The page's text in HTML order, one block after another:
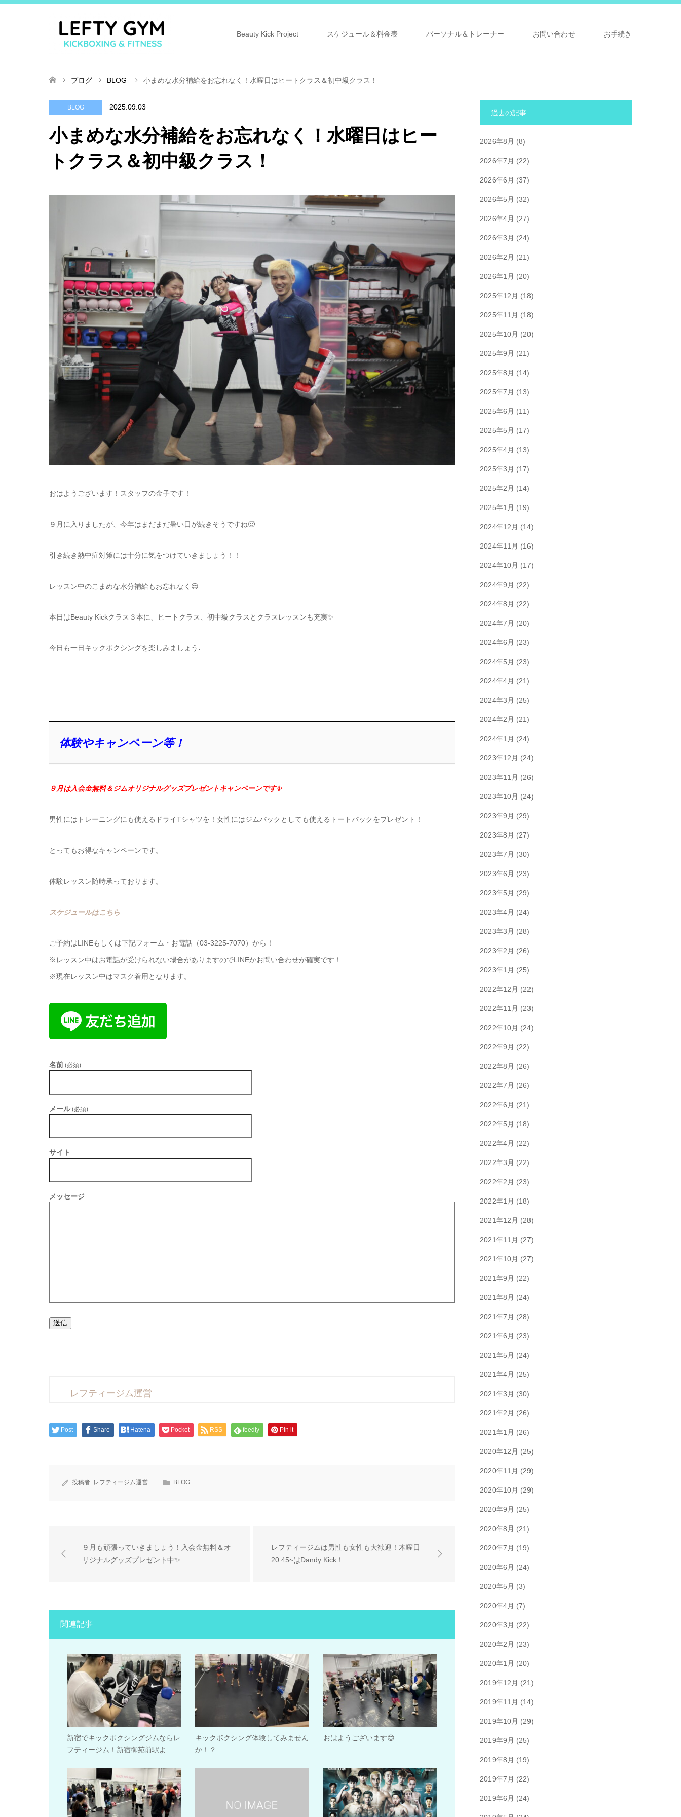
Beauty Kick Project スケジュール＆料金表 パーソナル＆トレーナー お問い合わせ お手続き
ブログ BLOG 小まめな水分補給をお忘れなく！水曜日はヒートクラス＆初中級クラス！
BLOG 2025.09.03
小まめな水分補給をお忘れなく！水曜日はヒー
トクラス＆初中級クラス！
おはようございます！スタッフの金子です！
９月に入りましたが、今年はまだまだ暑い日が続きそうですね🥵
引き続き熱中症対策には十分に気をつけていきましょう！！
レッスン中のこまめな水分補給もお忘れなく😌
本日はBeauty Kickクラス３本に、ヒートクラス、初中級クラスとクラスレッスンも充実✨
今日も一日キックボクシングを楽しみましょう♩
体験やキャンペーン等！
９月は入会金無料＆ジムオリジナルグッズプレゼントキャンペーンです✨
男性にはトレーニングにも使えるドライTシャツを！女性にはジムバックとしても使えるトートバックをプレゼント！
とってもお得なキャンペーンです。
体験レッスン随時承っております。
スケジュールはこちら
ご予約はLINEもしくは下記フォーム・お電話（03-3225-7070）から！
※レッスン中はお電話が受けられない場合がありますのでLINEかお問い合わせが確実です！
※現在レッスン中はマスク着用となります。
名前 (必須)
メール (必須)
サイト
メッセージ
送信
レフティージム運営
Post Share Hatena Pocket RSS feedly Pin it
投稿者: レフティージム運営 BLOG
９月も頑張っていきましょう！入会金無料＆オ
リジナルグッズプレゼント中✨
レフティージムは男性も女性も大歓迎！木曜日
20:45~はDandy Kick！
関連記事
新宿でキックボクシングジムならレ
フティージム！新宿御苑前駅よ…
キックボクシング体験してみません
か！？
おはようございます😊
過去の記事
2026年8月 (8)
2026年7月 (22)
2026年6月 (37)
2026年5月 (32)
2026年4月 (27)
2026年3月 (24)
2026年2月 (21)
2026年1月 (20)
2025年12月 (18)
2025年11月 (18)
2025年10月 (20)
2025年9月 (21)
2025年8月 (14)
2025年7月 (13)
2025年6月 (11)
2025年5月 (17)
2025年4月 (13)
2025年3月 (17)
2025年2月 (14)
2025年1月 (19)
2024年12月 (14)
2024年11月 (16)
2024年10月 (17)
2024年9月 (22)
2024年8月 (22)
2024年7月 (20)
2024年6月 (23)
2024年5月 (23)
2024年4月 (21)
2024年3月 (25)
2024年2月 (21)
2024年1月 (24)
2023年12月 (24)
2023年11月 (26)
2023年10月 (24)
2023年9月 (29)
2023年8月 (27)
2023年7月 (30)
2023年6月 (23)
2023年5月 (29)
2023年4月 (24)
2023年3月 (28)
2023年2月 (26)
2023年1月 (25)
2022年12月 (22)
2022年11月 (23)
2022年10月 (24)
2022年9月 (22)
2022年8月 (26)
2022年7月 (26)
2022年6月 (21)
2022年5月 (18)
2022年4月 (22)
2022年3月 (22)
2022年2月 (23)
2022年1月 (18)
2021年12月 (28)
2021年11月 (27)
2021年10月 (27)
2021年9月 (22)
2021年8月 (24)
2021年7月 (28)
2021年6月 (23)
2021年5月 (24)
2021年4月 (25)
2021年3月 (30)
2021年2月 (26)
2021年1月 (26)
2020年12月 (25)
2020年11月 (29)
2020年10月 (29)
2020年9月 (25)
2020年8月 (21)
2020年7月 (19)
2020年6月 (24)
2020年5月 (3)
2020年4月 (7)
2020年3月 (22)
2020年2月 (23)
2020年1月 (20)
2019年12月 (21)
2019年11月 (14)
2019年10月 (29)
2019年9月 (25)
2019年8月 (19)
2019年7月 (22)
2019年6月 (24)